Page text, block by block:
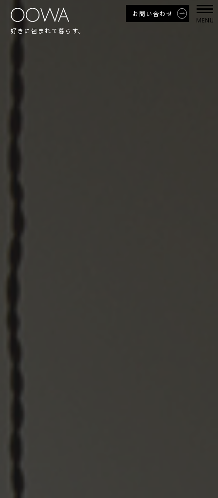
お問い合わせ
好きに包まれて暮らす。